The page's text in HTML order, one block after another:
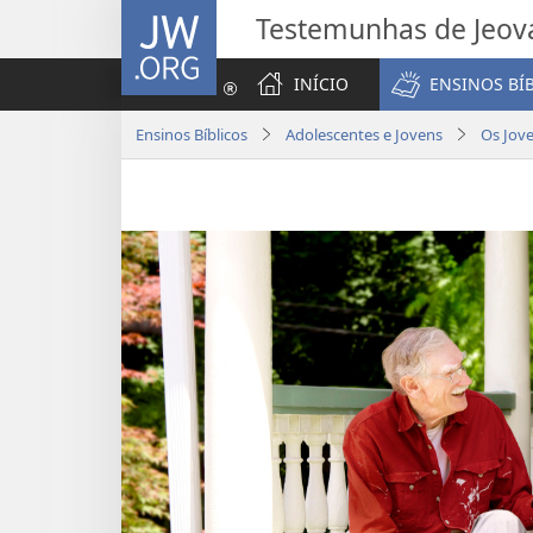
JW.ORG Testemunhas de
INÍCIO
ENSINOS
Ensinos Bíblicos Adolescentes e Jovens Os